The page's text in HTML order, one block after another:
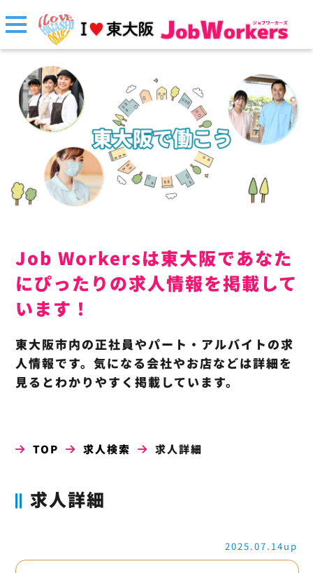
Job Workersは東大阪であなた
にぴったりの求人情報を掲載して
います！
東大阪市内の正社員やパート・アルバイトの求
人情報です。気になる会社やお店などは詳細を
見るとわかりやすく掲載しています。
TOP 求人検索 求人詳細
求人詳細
2025.07.14up